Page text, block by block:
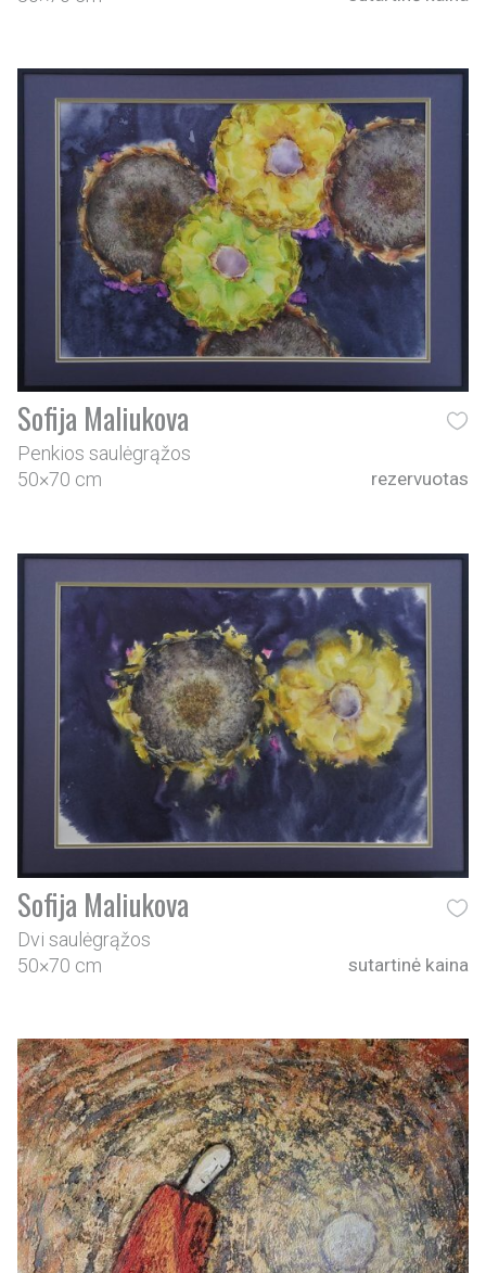
Sofija Maliukova
Penkios saulėgrąžos
50×70 cm
rezervuotas
Sofija Maliukova
Dvi saulėgrąžos
50×70 cm
sutartinė kaina